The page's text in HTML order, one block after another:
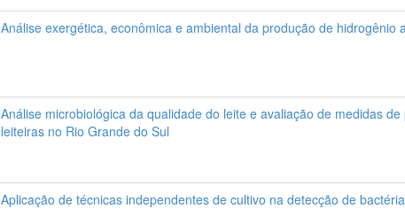
Análise exergética, econômica e ambiental da produção de hidrogênio
Análise microbiológica da qualidade do leite e avaliação de medidas
leiteiras no Rio Grande do Sul
Aplicação de técnicas independentes de cultivo na detecção de